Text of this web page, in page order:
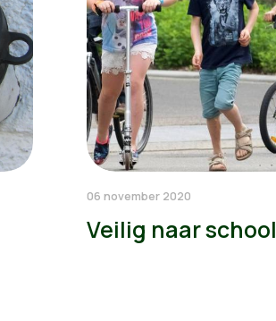
06 november 2020
Veilig naar school